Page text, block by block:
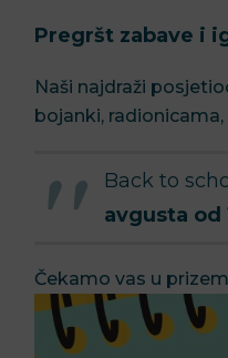
Pregršt zabave i
Naši najdraži
bojanki,
Back to
avgusta od
Čekamo vas u